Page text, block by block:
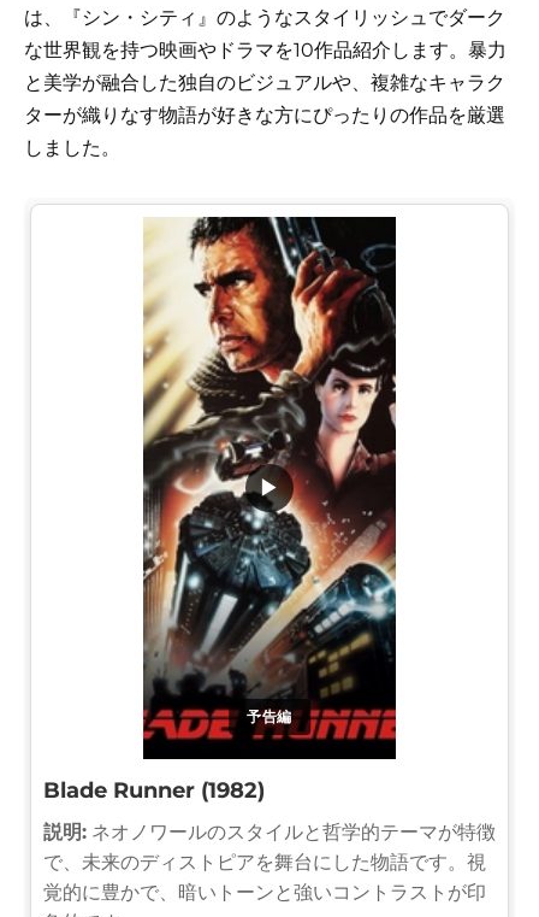
は、『シン・シティ』のようなスタイリッシュでダーク
な世界観を持つ映画やドラマを10作品紹介します。暴力
と美学が融合した独自のビジュアルや、複雑なキャラク
ターが織りなす物語が好きな方にぴったりの作品を厳選
しました。
予告編
▶
Blade Runner (1982)
説明: ネオノワールのスタイルと哲学的テーマが特徴
で、未来のディストピアを舞台にした物語です。視
覚的に豊かで、暗いトーンと強いコントラストが印